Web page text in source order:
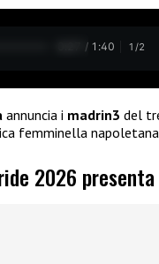
0:28 / 1:40 1 /2
annuncia i madrin3 del
femminella
2026